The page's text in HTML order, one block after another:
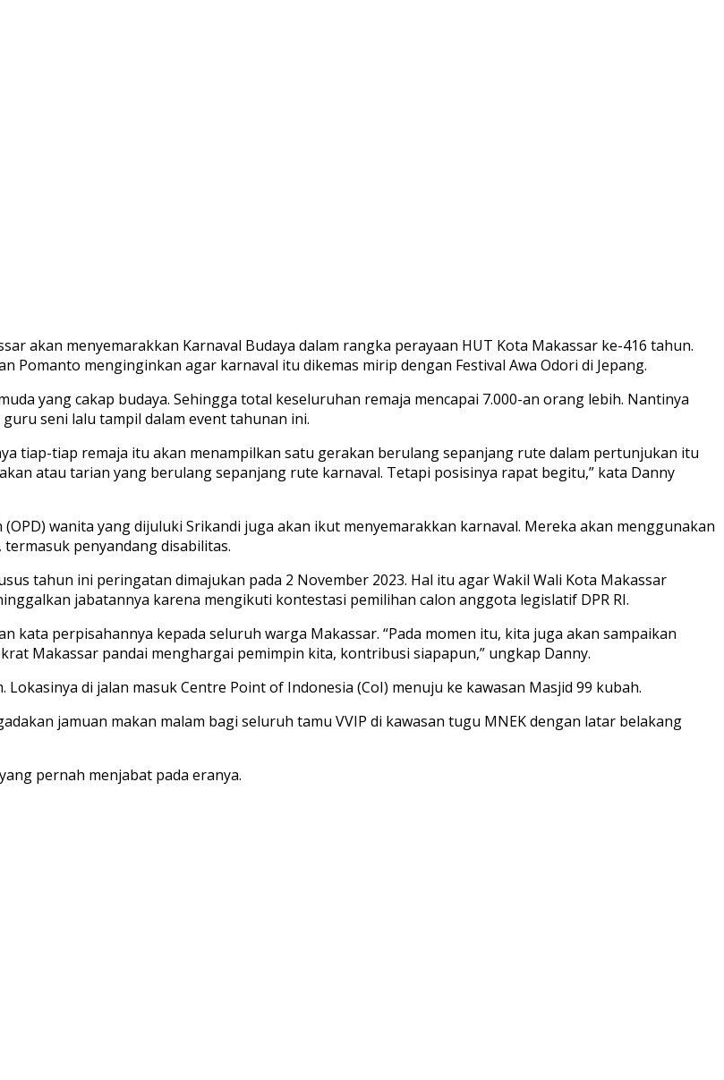
akan menyemarakkan Karnaval Budaya dalam rangka perayaan HUT Kota Makassar ke-416 tahun.
Pomanto menginginkan agar karnaval itu dikemas mirip dengan Festival Awa Odori di Jepang.
yang cakap budaya. Sehingga total keseluruhan remaja mencapai 7.000-an orang lebih. Nantinya
seni lalu tampil dalam event tahunan ini.
tiap-tiap remaja itu akan menampilkan satu gerakan berulang sepanjang rute dalam pertunjukan itu
atau tarian yang berulang sepanjang rute karnaval. Tetapi posisinya rapat begitu,” kata Danny
wanita yang dijuluki Srikandi juga akan ikut menyemarakkan karnaval. Mereka akan menggunakan
penyandang disabilitas.
tahun ini peringatan dimajukan pada 2 November 2023. Hal itu agar Wakil Wali Kota Makassar
jabatannya karena mengikuti kontestasi pemilihan calon anggota legislatif DPR RI.
kata perpisahannya kepada seluruh warga Makassar. “Pada momen itu, kita juga akan sampaikan
Makassar pandai menghargai pemimpin kita, kontribusi siapapun,” ungkap Danny.
di jalan masuk Centre Point of Indonesia (CoI) menuju ke kawasan Masjid 99 kubah.
jamuan makan malam bagi seluruh tamu VVIP di kawasan tugu MNEK dengan latar belakang
pernah menjabat pada eranya.